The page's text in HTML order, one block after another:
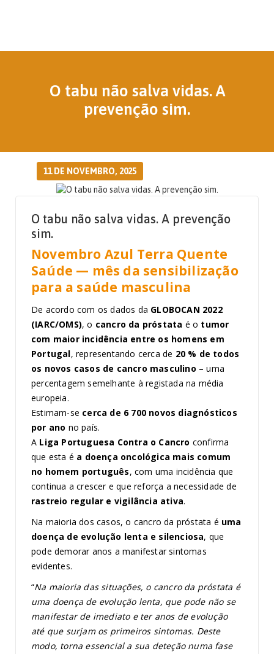
O tabu não salva vidas. A
prevenção sim.
11 DE NOVEMBRO, 2025
O tabu não salva vidas. A prevenção
sim.
Novembro Azul Terra Quente
Saúde — mês da sensibilização
para a saúde masculina
De acordo com os dados da GLOBOCAN 2022
(IARC/OMS), o cancro da próstata é o tumor
com maior incidência entre os homens em
Portugal, representando cerca de 20 % de todos
os novos casos de cancro masculino – uma
percentagem semelhante à registada na média
europeia.
Estimam-se cerca de 6 700 novos diagnósticos
por ano no país.
A Liga Portuguesa Contra o Cancro confirma
que esta é a doença oncológica mais comum
no homem português, com uma incidência que
continua a crescer e que reforça a necessidade de
rastreio regular e vigilância ativa.
Na maioria dos casos, o cancro da próstata é uma
doença de evolução lenta e silenciosa, que
pode demorar anos a manifestar sintomas
evidentes.
“Na maioria das situações, o cancro da próstata é
uma doença de evolução lenta, que pode não se
manifestar de imediato e ter anos de evolução
até que surjam os primeiros sintomas. Deste
modo, torna essencial a sua deteção numa fase